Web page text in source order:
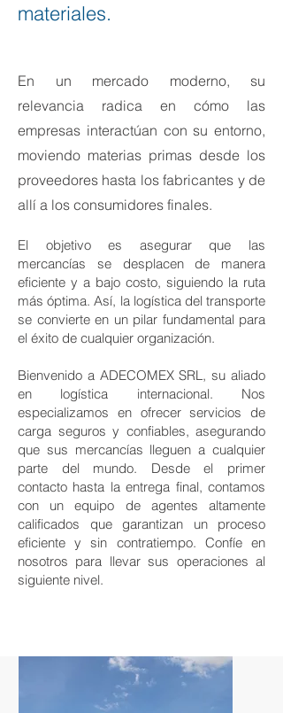
materiales.
En un mercado moderno, su
relevancia radica en cómo las
empresas interactúan con su entorno,
moviendo materias primas desde los
proveedores hasta los fabricantes y de
allí a los consumidores finales.
El objetivo es asegurar que las
mercancías se desplacen de manera
eficiente y a bajo costo, siguiendo la ruta
más óptima. Así, la logística del transporte
se convierte en un pilar fundamental para
el éxito de cualquier organización.
Bienvenido a ADECOMEX SRL, su aliado
en logística internacional. Nos
especializamos en ofrecer servicios de
carga seguros y confiables, asegurando
que sus mercancías lleguen a cualquier
parte del mundo. Desde el primer
contacto hasta la entrega final, contamos
con un equipo de agentes altamente
calificados que garantizan un proceso
eficiente y sin contratiempo. Confíe en
nosotros para llevar sus operaciones al
siguiente nivel.